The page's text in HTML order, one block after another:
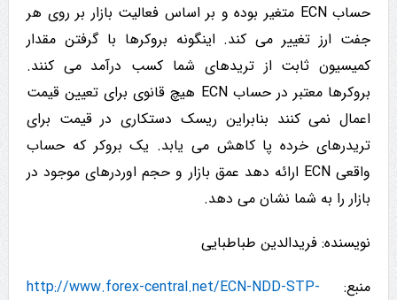
حساب ECN متغیر بوده و بر اساس فعالیت بازار بر روی هر
جفت ارز تغییر می کند. اینگونه بروکرها با گرفتن مقدار
کمیسیون ثابت از تریدهای شما کسب درآمد می کنند.
بروکرها معتبر در حساب ECN هیچ قانوی برای تعیین قیمت
اعمال نمی کنند بنابراین ریسک دستکاری در قیمت برای
تریدرهای خرده پا کاهش می یابد. یک بروکر که حساب
واقعی ECN ارائه دهد عمق بازار و حجم اوردرهای موجود در
بازار را به شما نشان می دهد.
نویسنده: فریدالدین طباطبایی
منبع: http://www.forex-central.net/ECN-NDD-STP-